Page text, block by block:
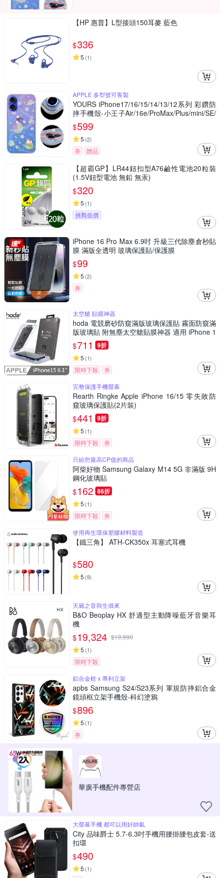
【HP 惠普】L型接頭150耳麥 藍色
$336
5 (1)
APPLE 多型號可客製
YOURS iPhone17/16/15/14/13/12系列 彩鑽防
摔手機殼-小王子Air/16e/ProMax/Plus/mini/SE/
XR
$599
5 (2)
券 贈品
【超霸GP】LR44鈕扣型A76鹼性電池20粒裝
(1.5V鈕型電池 無鉛 無汞)
$320
5 (1)
挑戰低價
iPhone 16 Pro Max 6.9吋 升級三代除塵倉秒貼
膜 滿版全透明 玻璃保護貼/保護膜
$99
5 (2)
券
太空艙 貼膜神器
hoda 電競磨砂防窺滿版玻璃保護貼 霧面防窺滿
版玻璃貼 附無塵太空艙貼膜神器 適用 iPhone 1
5
$711 9折
5 (1)
限時下殺
券
完整保護手機螢幕
Rearth Ringke Apple iPhone 16/15 零失敗防
窺玻璃保護貼(2片裝)
$441 9折
5 (1)
限時下殺
券
只給您最高CP值的商品
阿柴好物 Samsung Galaxy M14 5G 非滿版 9H
鋼化玻璃貼
$162 86折
5 (1)
限時下殺
券
使用再生環保塑膠材料製造
【鐵三角】 ATH-CK350x 耳塞式耳機
$580
5 (9)
天籟之音與生俱來
B&O Beoplay HX 舒適型主動降噪藍牙音樂耳
機
$19,324 $19,990
5 (1)
限時下殺
鋁合金框 x 專利立架
apbs Samsung S24/S23系列 軍規防摔鋁合金
鏡頭框立架手機殼-科幻塗鴉
$896
5 (1)
券
華廣手機配件專營店
大螢幕手機 都可以用好帥氣
City 品味爵士 5.7-6.3吋手機用腰掛腰包皮套-送
扣環
$490
5 (1)